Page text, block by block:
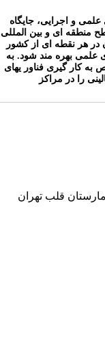
و اجرایی، جایگاه
منطقه ای و بین المللی
در هر نقطه ای از کشور
علمی بهره مند شود. به
کار گیری فناور یهای
را در مراکز
قلب تهران